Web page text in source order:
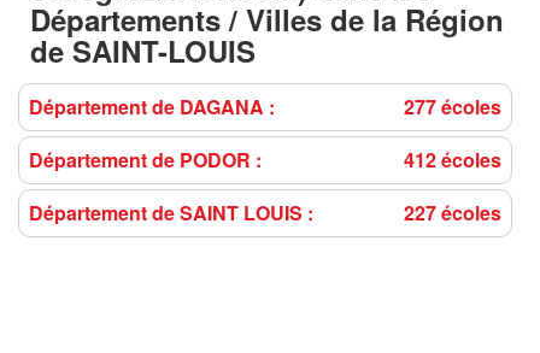
Départements / Villes de la Région
de SAINT-LOUIS
Département de DAGANA :
277 écoles
Département de PODOR :
412 écoles
Département de SAINT LOUIS :
227 écoles